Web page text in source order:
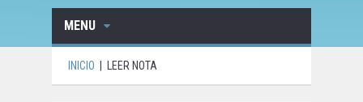
MENU
INICIO LEER NOTA